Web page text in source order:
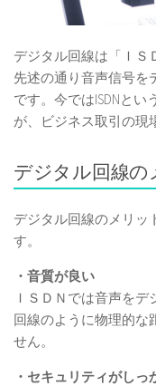
デジタル回線は「ＩＳ
先述の通り音声信号を
です。今ではISDNと
が、ビジネス取引の現
デジタル回線の
デジタル回線のメリッ
す。
・音質が良い
ＩＳＤＮでは音声を
回線のように物理的な
せん。
・セキュリティがしっ